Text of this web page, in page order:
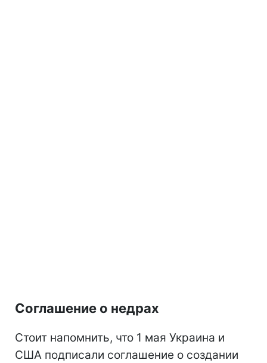
Соглашение о недрах
Стоит напомнить, что 1 мая Украина и
США подписали соглашение о создании